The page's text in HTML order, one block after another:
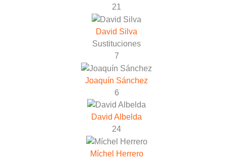
21
David Silva
Sustituciones
7
Joaquín Sánchez
6
David Albelda
24
Míchel Herrero